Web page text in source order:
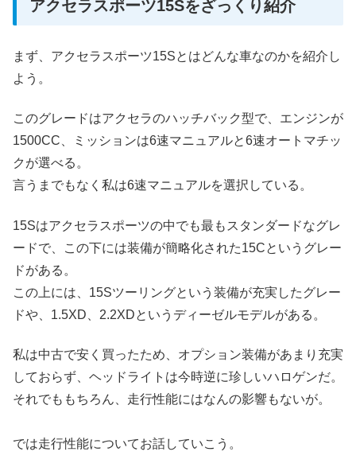
アクセラスポーツ15Sをざっくり紹介
まず、アクセラスポーツ15Sとはどんな車なのかを紹介し
よう。
このグレードはアクセラのハッチバック型で、エンジンが
1500CC、ミッションは6速マニュアルと6速オートマチッ
クが選べる。
言うまでもなく私は6速マニュアルを選択している。
15Sはアクセラスポーツの中でも最もスタンダードなグレ
ードで、この下には装備が簡略化された15Cというグレー
ドがある。
この上には、15Sツーリングという装備が充実したグレー
ドや、1.5XD、2.2XDというディーゼルモデルがある。
私は中古で安く買ったため、オプション装備があまり充実
しておらず、ヘッドライトは今時逆に珍しいハロゲンだ。
それでももちろん、走行性能にはなんの影響もないが。
では走行性能についてお話していこう。